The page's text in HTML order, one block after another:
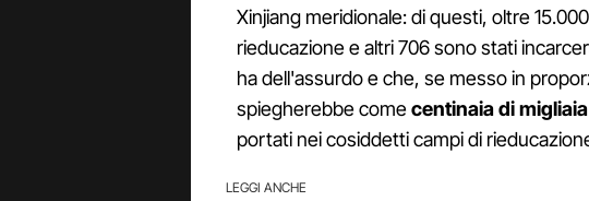
Xinjiang meridionale: di questi, oltre
rieducazione e altri 706 sono stati
ha dell'assurdo e che, se messo in
spiegherebbe comecentinaia di
portati nei cosiddetti campi di
LEGGI ANCHE